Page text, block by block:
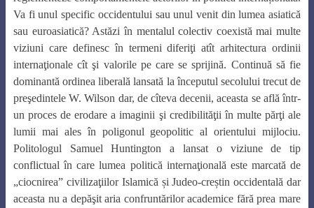
Va fi unul specific occidentului sau unul venit din lumea asiatică
sau euroasiatică? Astăzi în mentalul colectiv coexistă mai multe
viziuni care definesc în termeni diferiţi atît arhitectura ordinii
internaţionale cît şi valorile pe care se sprijină. Continuă să fie
dominantă ordinea liberală lansată la începutul secolului trecut de
preşedintele W. Wilson dar, de cîteva decenii, aceasta se află într-
un proces de erodare a imaginii şi credibilităţii în multe părţi ale
lumii mai ales în poligonul geopolitic al orientului mijlociu.
Politologul Samuel Huntington a lansat o viziune de tip
conflictual în care lumea politică internaţională este marcată de
„ciocnirea” civilizaţiilor Islamică și Judeo-creștin occidentală dar
aceasta nu a depăşit aria confruntărilor academice fără prea mare